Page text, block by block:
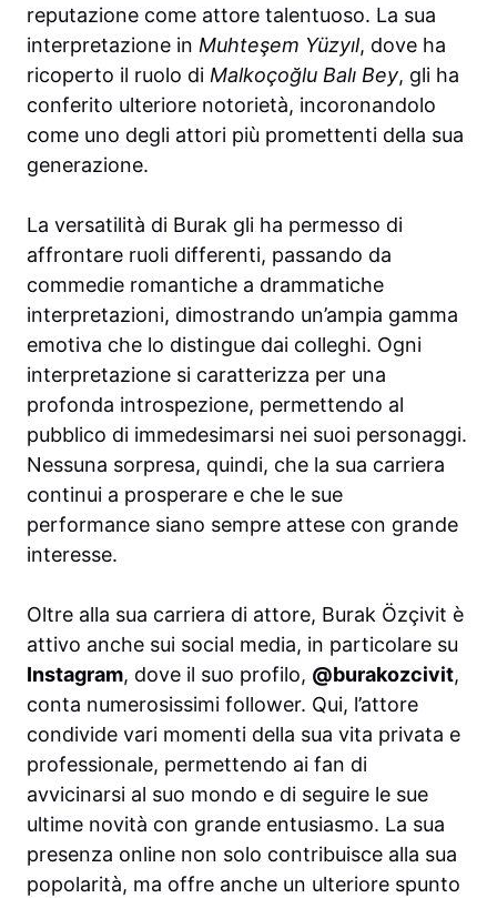
reputazione come attore talentuoso. La sua
interpretazione in Muhteşem Yüzyıl, dove ha
ricoperto il ruolo di Malkoçoğlu Balı Bey, gli ha
conferito ulteriore notorietà, incoronandolo
come uno degli attori più promettenti della sua
generazione.
La versatilità di Burak gli ha permesso di
affrontare ruoli differenti, passando da
commedie romantiche a drammatiche
interpretazioni, dimostrando un’ampia gamma
emotiva che lo distingue dai colleghi. Ogni
interpretazione si caratterizza per una
profonda introspezione, permettendo al
pubblico di immedesimarsi nei suoi personaggi.
Nessuna sorpresa, quindi, che la sua carriera
continui a prosperare e che le sue
performance siano sempre attese con grande
interesse.
Oltre alla sua carriera di attore, Burak Özçivit è
attivo anche sui social media, in particolare su
Instagram, dove il suo profilo, @burakozcivit,
conta numerosissimi follower. Qui, l’attore
condivide vari momenti della sua vita privata e
professionale, permettendo ai fan di
avvicinarsi al suo mondo e di seguire le sue
ultime novità con grande entusiasmo. La sua
presenza online non solo contribuisce alla sua
popolarità, ma offre anche un ulteriore spunto